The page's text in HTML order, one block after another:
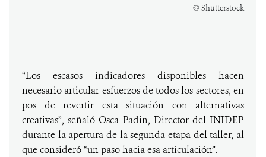
© Shutterstock
“Los escasos indicadores disponibles hacen
necesario articular esfuerzos de todos los sectores, en
pos de revertir esta situación con alternativas
creativas”, señaló Osca Padin, Director del INIDEP
durante la apertura de la segunda etapa del taller, al
que consideró “un paso hacia esa articulación”.